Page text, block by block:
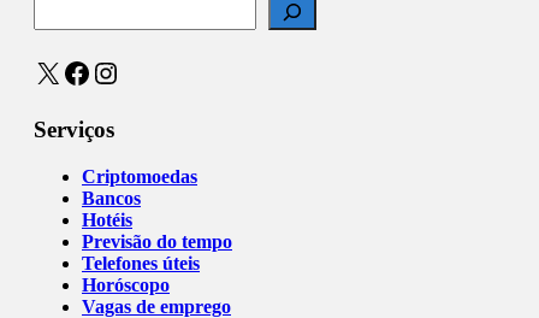
X Facebook
Instagram
Serviços
Criptomoedas
Bancos
Hotéis
Previsão do tempo
Telefones úteis
Horóscopo
Vagas de emprego